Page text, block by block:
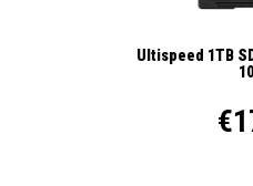
Ultispeed 1TB